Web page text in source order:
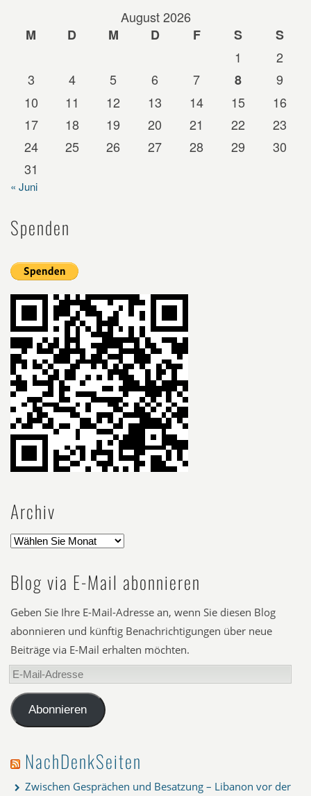
August 2026
M
D M D F S
S
1
2
3
4 5 6 7 8
9
10
11 12 13 14 15
16
17
18 19 20 21 22
23
24
25 26 27 28 29
30
31
« Juni
Spenden
Archiv
Blog via E-Mail abonnieren
Geben Sie Ihre E-Mail-Adresse an, wenn Sie diesen Blog
abonnieren und künftig Benachrichtigungen über neue
Beiträge via E-Mail erhalten möchten.
E-
Mail-
AdresseAbonnieren
NachDenkSeiten
Zwischen Gesprächen und Besatzung – Libanon vor der